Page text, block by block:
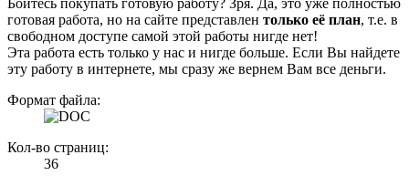
Боитесь покупать готовую работу? Зря. Да, это уже полностью
готовая работа, но на сайте представлен только её план, т.е. в
свободном доступе самой этой работы нигде нет!
Эта работа есть только у нас и нигде больше. Если Вы найдете
эту работу в интернете, мы сразу же вернем Вам все деньги.
Формат файла:
Кол-во страниц:
36